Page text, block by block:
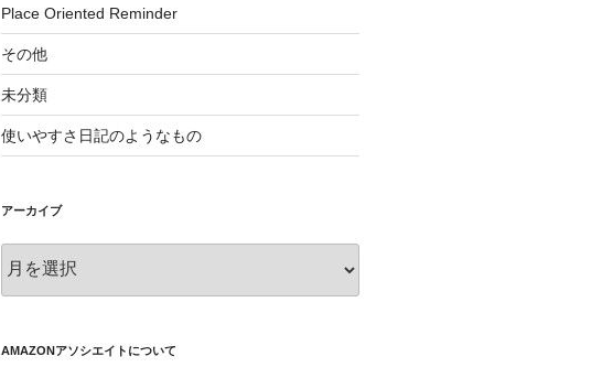
Place Oriented Reminder
その他
未分類
使いやすさ日記のようなもの
アーカイブ
ー
ブ
AMAZONアソシエイトについて